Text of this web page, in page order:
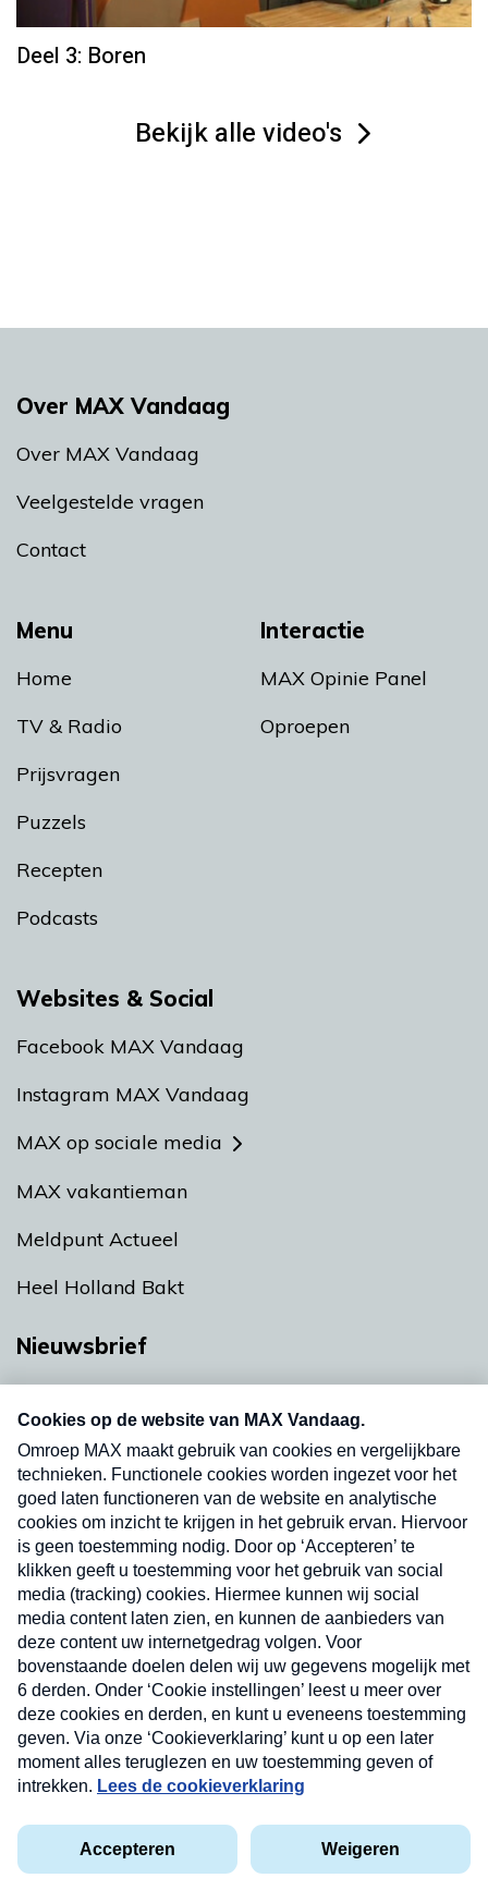
Deel 3: Boren
Bekijk alle video's
Menu
Home
TV & Radio
Prijsvragen
Puzzels
Recepten
Podcasts
Interactie
MAX Opinie Panel
Oproepen
Over MAX Vandaag
Over MAX Vandaag
Veelgestelde vragen
Contact
Websites & Social
Facebook MAX Vandaag
Instagram MAX Vandaag
MAX op sociale media
MAX vakantieman
Meldpunt Actueel
Heel Holland Bakt
Nieuwsbrief
nieuwsbrief. Elke vrijdag- en dinsdagochtend in
uw mailbox.
Verzend
Privacyverklaring
Cookieverklaring
Kwetsbaarheid melden
Nieuwsbrief
Neem hier een gratis abonnement op onze
nieuwsbrief. Elke vrijdag- en dinsdagochtend in uw